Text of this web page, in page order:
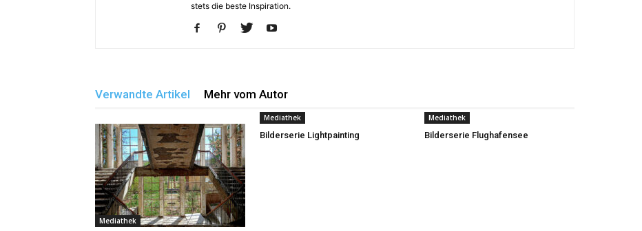
stets die beste Inspiration.
Verwandte Artikel Mehr vom Autor
Mediathek
Mediathek
Bilderserie Lightpainting
Mediathek
Bilderserie Flughafensee